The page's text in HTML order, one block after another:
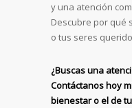
y una atención
Descubre por qué
o tus seres
¿Buscas una
Contáctanos hoy
bienestar o el de